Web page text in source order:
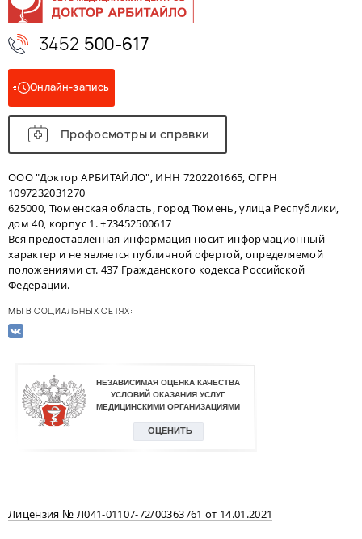
3452 500-617
Онлайн-запись
Профосмотры и справки
ООО "Доктор АРБИТАЙЛО", ИНН 7202201665, ОГРН
1097232031270
625000, Тюменская область, город Тюмень, улица Республики,
дом 40, корпус 1. +73452500617
Вся предоставленная информация носит информационный
характер и не является публичной офертой, определяемой
положениями ст. 437 Гражданского кодекса Российской
Федерации.
МЫ В СОЦИАЛЬНЫХ СЕТЯХ:
Лицензия № Л041-01107-72/00363761 от 14.01.2021